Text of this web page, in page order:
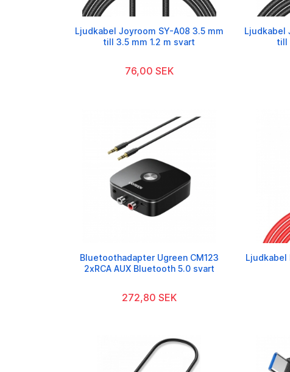
Ljudkabel Joyroom SY-A08 3.5 mm
till 3.5 mm 1.2 m svart
76,00 SEK
Ljudkabel
till
Bluetoothadapter Ugreen CM123
2xRCA AUX Bluetooth 5.0 svart
272,80 SEK
Ljudkabel